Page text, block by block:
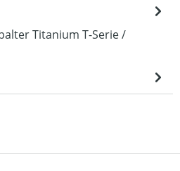
Titanium T-Serie /